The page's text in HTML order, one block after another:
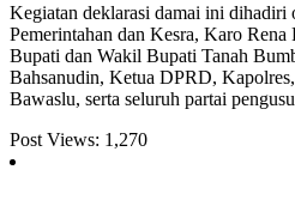
Kegiatan deklarasi damai ini dihadiri
Pemerintahan dan Kesra, Karo Rena
Bupati dan Wakil Bupati Tanah
Bahsanudin, Ketua DPRD,
Bawaslu, serta seluruh partai
Post Views: 1,270